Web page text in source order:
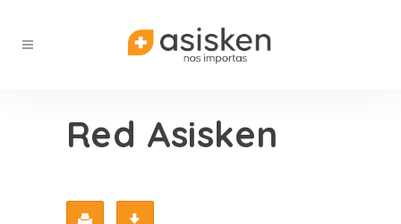
Red Asisken